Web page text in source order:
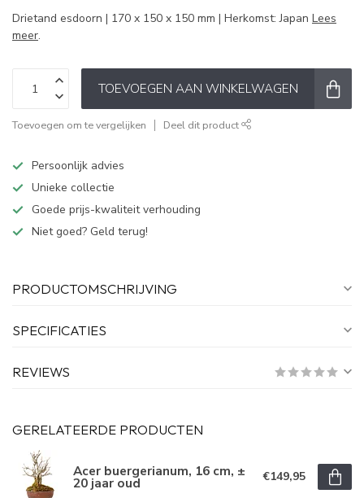
Drietand esdoorn | 170 x 150 x 150 mm | Herkomst: Japan Lees
meer.
TOEVOEGEN AAN WINKELWAGEN
Toevoegen om te vergelijken Deel dit product
Persoonlijk advies
Unieke collectie
Goede prijs-kwaliteit verhouding
Niet goed? Geld terug!
PRODUCTOMSCHRIJVING
SPECIFICATIES
REVIEWS
GERELATEERDE PRODUCTEN
Acer buergerianum, 16 cm, ±
20 jaar oud €149,95